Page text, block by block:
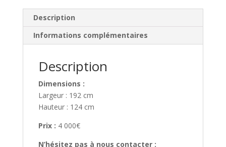
Description
Informations complémentaires
Description
Dimensions :
Largeur : 192 cm
Hauteur : 124 cm
Prix : 4 000€
N’hésitez pas à nous contacter :